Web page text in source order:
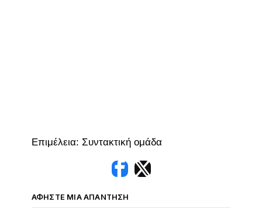
Επιμέλεια: Συντακτική ομάδα
ΑΦΉΣΤΕ ΜΙΑ ΑΠΆΝΤΗΣΗ